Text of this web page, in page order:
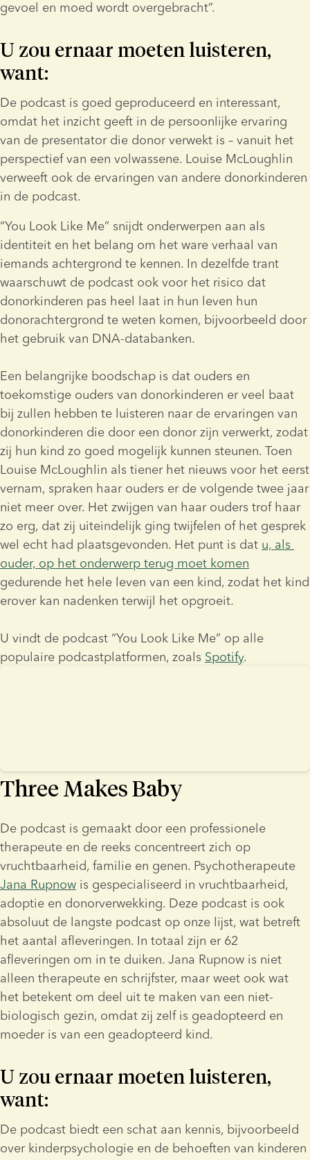
gevoel en moed wordt overgebracht”.
U zou ernaar moeten luisteren,
want:
De podcast is goed geproduceerd en interessant,
omdat het inzicht geeft in de persoonlijke ervaring
van de presentator die donor verwekt is – vanuit het
perspectief van een volwassene. Louise McLoughlin
verweeft ook de ervaringen van andere donorkinderen
in de podcast.
“You Look Like Me” snijdt onderwerpen aan als
identiteit en het belang om het ware verhaal van
iemands achtergrond te kennen. In dezelfde trant
waarschuwt de podcast ook voor het risico dat
donorkinderen pas heel laat in hun leven hun
donorachtergrond te weten komen, bijvoorbeeld door
het gebruik van DNA-databanken.
Een belangrijke boodschap is dat ouders en
toekomstige ouders van donorkinderen er veel baat
bij zullen hebben te luisteren naar de ervaringen van
donorkinderen die door een donor zijn verwerkt, zodat
zij hun kind zo goed mogelijk kunnen steunen. Toen
Louise McLoughlin als tiener het nieuws voor het eerst
vernam, spraken haar ouders er de volgende twee jaar
niet meer over. Het zwijgen van haar ouders trof haar
zo erg, dat zij uiteindelijk ging twijfelen of het gesprek
wel echt had plaatsgevonden. Het punt is dat u, als
ouder, op het onderwerp terug moet komen
gedurende het hele leven van een kind, zodat het kind
erover kan nadenken terwijl het opgroeit.
U vindt de podcast “You Look Like Me” op alle
populaire podcastplatformen, zoals Spotify.
Three Makes Baby
De podcast is gemaakt door een professionele
therapeute en de reeks concentreert zich op
Jana Rupnow is gespecialiseerd in vruchtbaarheid,
adoptie en donorverwekking. Deze podcast is ook
absoluut de langste podcast op onze lijst, wat betreft
het aantal afleveringen. In totaal zijn er 62
afleveringen om in te duiken. Jana Rupnow is niet
alleen therapeute en schrijfster, maar weet ook wat
het betekent om deel uit te maken van een niet-
biologisch gezin, omdat zij zelf is geadopteerd en
moeder is van een geadopteerd kind.
U zou ernaar moeten luisteren,
want:
De podcast biedt een schat aan kennis, bijvoorbeeld
over kinderpsychologie en de behoeften van kinderen